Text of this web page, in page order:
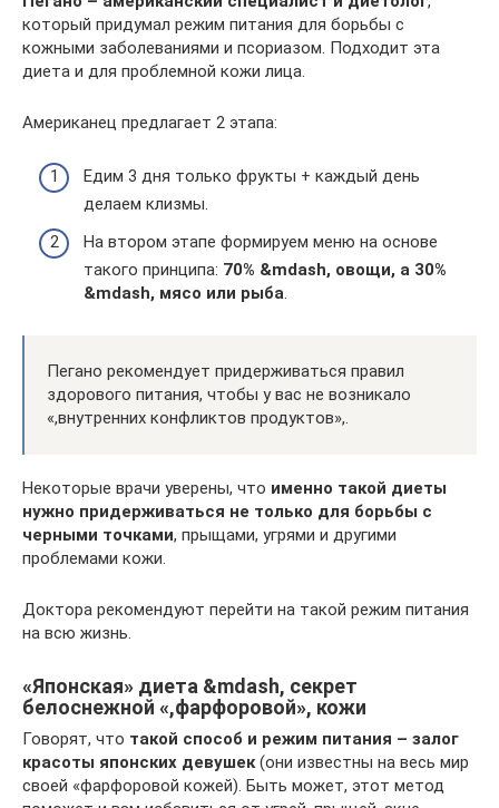
который придумал режим питания для борьбы с
кожными заболеваниями и псориазом. Подходит эта
диета и для проблемной кожи лица.
Американец предлагает 2 этапа:
Едим 3 дня только фрукты + каждый день
делаем клизмы.
На втором этапе формируем меню на основе
такого принципа: 70% &mdash, овощи, а 30%
&mdash, мясо или рыба.
Пегано рекомендует придерживаться правил
здорового питания, чтобы у вас не возникало
«,внутренних конфликтов продуктов»,.
Некоторые врачи уверены, что именно такой диеты
нужно придерживаться не только для борьбы с
черными точками, прыщами, угрями и другими
проблемами кожи.
Доктора рекомендуют перейти на такой режим питания
на всю жизнь.
«Японская» диета &mdash, секрет
белоснежной «,фарфоровой», кожи
Говорят, что такой способ и режим питания – залог
красоты японских девушек(они известны на весь мир
своей «фарфоровой кожей). Быть может, этот метод